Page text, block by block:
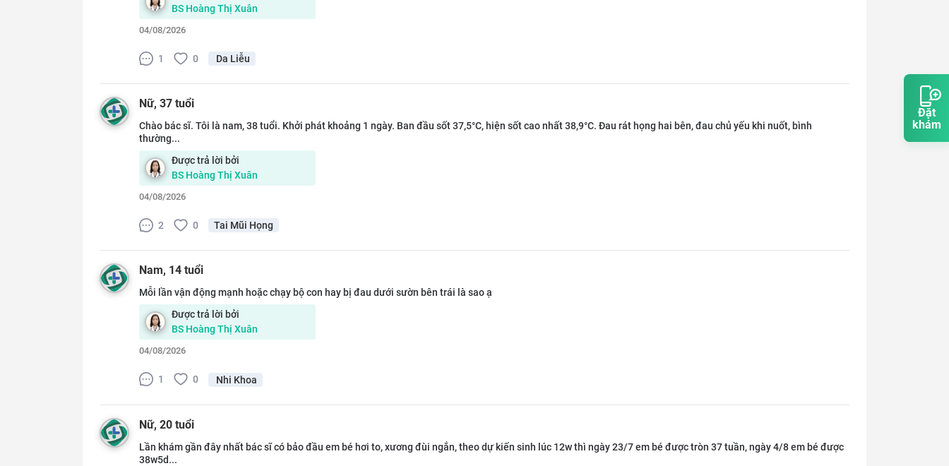
Đặt
khám
BS Hoàng Thị Xuân
04/08/2026
1 0 Da Liễu
Nữ, 37 tuổi
Chào bác sĩ. Tôi là nam, 38 tuổi. Khởi phát khoảng 1 ngày. Ban đầu sốt 37,5°C, hiện sốt cao nhất 38,9°C. Đau rát họng hai bên, đau chủ yếu khi nuốt, bình
thường...
Được trả lời bởi
BS Hoàng Thị Xuân
04/08/2026
2 0 Tai Mũi Họng
Nam, 14 tuổi
Mỗi lần vận động mạnh hoặc chạy bộ con hay bị đau dưới sườn bên trái là sao ạ
Được trả lời bởi
BS Hoàng Thị Xuân
04/08/2026
1 0 Nhi Khoa
Nữ, 20 tuổi
Lần khám gần đây nhất bác sĩ có bảo đầu em bé hơi to, xương đùi ngắn, theo dự kiến sinh lúc 12w thì ngày 23/7 em bé được tròn 37 tuần, ngày 4/8 em bé được
38w5d...